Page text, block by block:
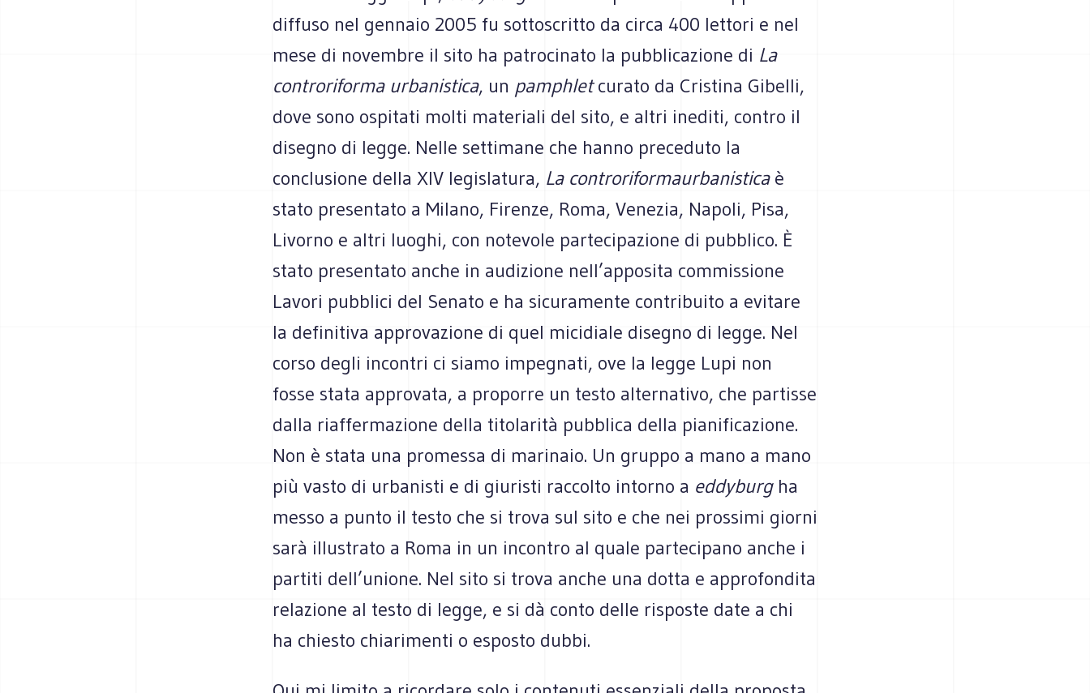
diffuso nel gennaio 2005 fu sottoscritto da circa 400 lettori e nel
mese di novembre il sito ha patrocinato la pubblicazione di La
controriforma urbanistica, un pamphletcurato da Cristina Gibelli,
dove sono ospitati molti materiali del sito, e altri inediti, contro il
disegno di legge. Nelle settimane che hanno preceduto la
conclusione della XIV legislatura, La controriformaurbanistica è
stato presentato a Milano, Firenze, Roma, Venezia, Napoli, Pisa,
Livorno e altri luoghi, con notevole partecipazione di pubblico. È
stato presentato anche in audizione nell’apposita commissione
Lavori pubblici del Senato e ha sicuramente contribuito a evitare
la definitiva approvazione di quel micidiale disegno di legge. Nel
corso degli incontri ci siamo impegnati, ove la legge Lupi non
fosse stata approvata, a proporre un testo alternativo, che partisse
dalla riaffermazione della titolarità pubblica della pianificazione.
Non è stata una promessa di marinaio. Un gruppo a mano a mano
più vasto di urbanisti e di giuristi raccolto intorno a eddyburg ha
messo a punto il testo che si trova sul sito e che nei prossimi giorni
sarà illustrato a Roma in un incontro al quale partecipano anche i
partiti dell’unione. Nel sito si trova anche una dotta e approfondita
relazione al testo di legge, e si dà conto delle risposte date a chi
ha chiesto chiarimenti o esposto dubbi.